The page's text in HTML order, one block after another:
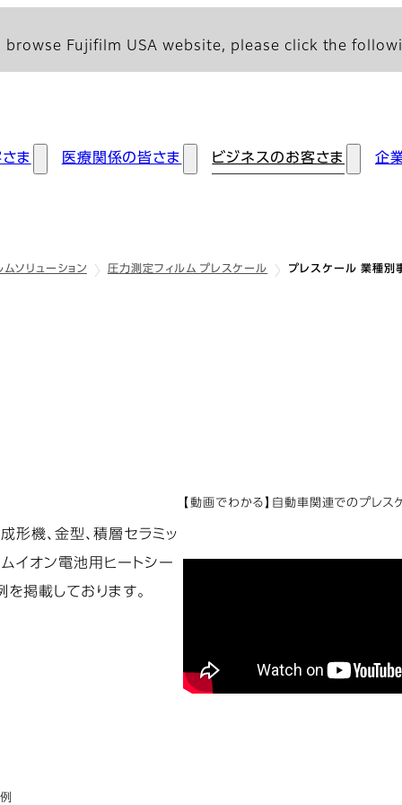
browse Fujifilm USA website, please click the
ま 医療関係の皆さま ビジネスのお客さま 企
ソリューション 圧力測定フィルム プレスケール プレスケール 業種別
形機、金型、積層セラミッ
イオン電池用ヒートシー
掲載しております。
【動画でわかる】自動車関連でのプレ